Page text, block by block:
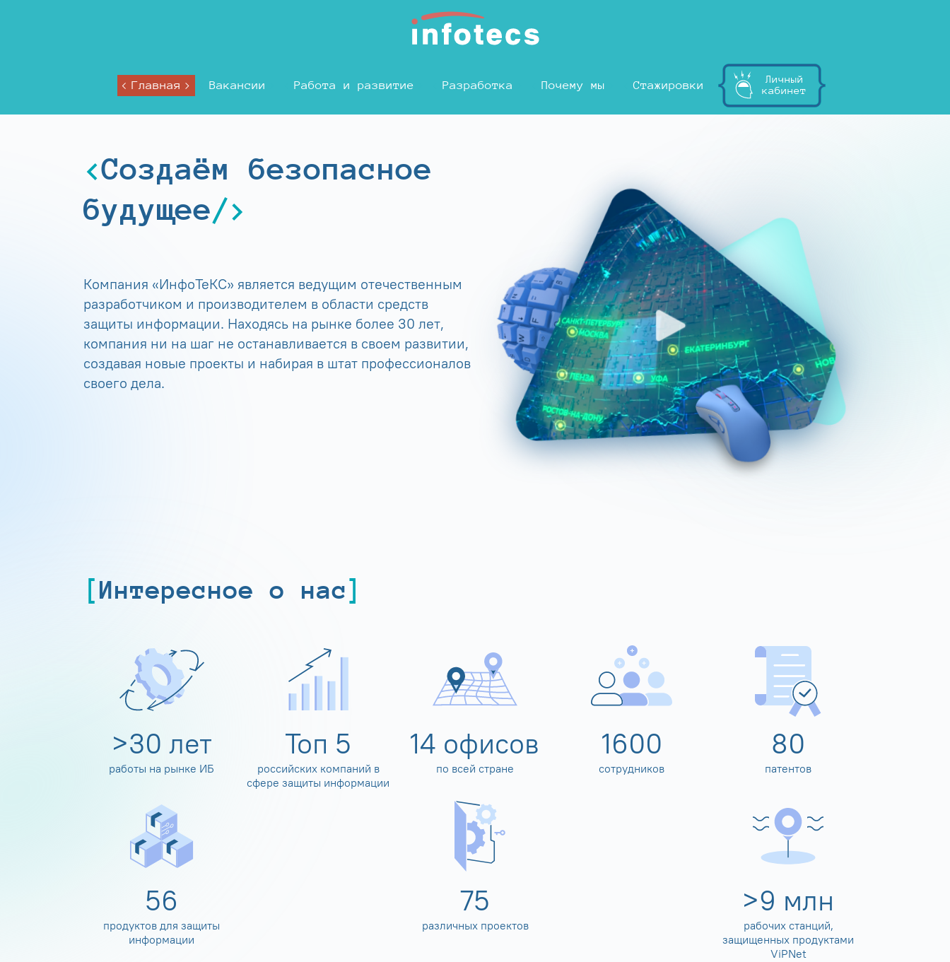
Главная Вакансии Работа и развитие Разработка Почему мы Стажировки
Личный
кабинет
Создаём безопасное
будущее
Компания «ИнфоТеКС» является ведущим отечественным
разработчиком и производителем в области средств
защиты информации. Находясь на рынке более 30 лет,
компания ни на шаг не останавливается в своем развитии,
создавая новые проекты и набирая в штат профессионалов
своего дела.
Интересное о нас
>30 лет
работы на рынке ИБ
Топ 5
российских компаний в
сфере защиты информации
14 офисов
по всей стране
1600
сотрудников
80
патентов
60
продуктов для защиты
информации
80
различных проектов
>10 млн
рабочих станций,
защищенных продуктами
ViPNet